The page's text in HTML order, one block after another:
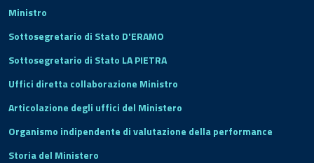
Ministro
Sottosegretario di Stato D'ERAMO
Sottosegretario di Stato LA PIETRA
Uffici diretta collaborazione Ministro
Articolazione degli uffici del Ministero
Organismo indipendente di valutazione della performance
Storia del Ministero